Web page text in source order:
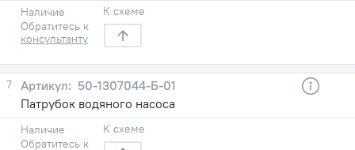
Наличие
Обратитесь к
консультанту
К схеме
7
50-1307044-Б-01
Патрубок водяного насоса
Наличие
Обратитесь к
К схеме